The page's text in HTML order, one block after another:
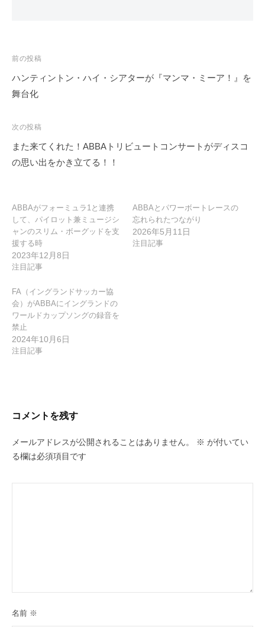
投
稿
ナ
ゲ
ー
シ
前の投稿
ハンティントン・ハイ・シアターが『マンマ・ミーア！』を
舞台化
次の投稿
また来てくれた！ABBAトリビュートコンサートがディスコ
の思い出をかき立てる！！
ABBAがフォーミュラ1と連携
して、パイロット兼ミュージシ
ャンのスリム・ボーグッドを支
援する時
2023年12月8日
注目記事
ABBAとパワーボートレースの
忘れられたつながり
2026年5月11日
注目記事
FA（イングランドサッカー協
会）がABBAにイングランドの
ワールドカップソングの録音を
禁止
2024年10月6日
注目記事
コメントを残す
メールアドレスが公開されることはありません。 ※ が付いてい
る欄は必須項目です
名前 ※